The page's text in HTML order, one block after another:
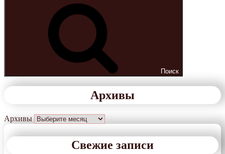
Поиск
Архивы
Архивы
Свежие записи